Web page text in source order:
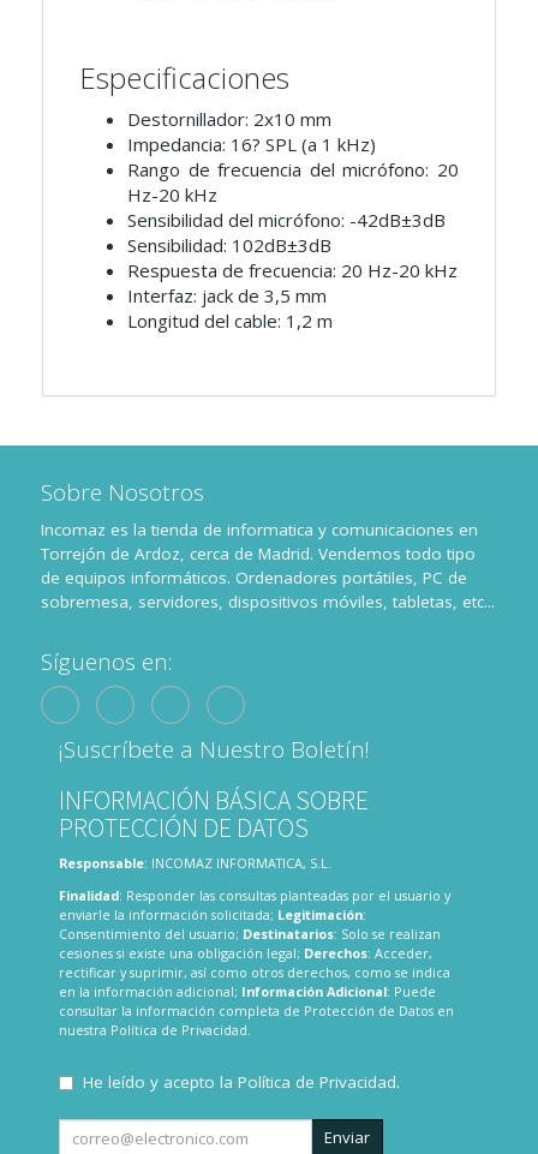
Especificaciones
Destornillador: 2x10 mm
Impedancia: 16? SPL (a 1 kHz)
Rango de frecuencia del micrófono: 20
Hz-20 kHz
Sensibilidad del micrófono: -42dB±3dB
Sensibilidad: 102dB±3dB
Respuesta de frecuencia: 20 Hz-20 kHz
Interfaz: jack de 3,5 mm
Longitud del cable: 1,2 m
Sobre Nosotros
Incomaz es la tienda de informatica y comunicaciones en
Torrejón de Ardoz, cerca de Madrid. Vendemos todo tipo
de equipos informáticos. Ordenadores portátiles, PC de
sobremesa, servidores, dispositivos móviles, tabletas, etc...
Síguenos en:
¡Suscríbete a Nuestro Boletín!
INFORMACIÓN BÁSICA SOBRE
PROTECCIÓN DE DATOS
Responsable: INCOMAZ INFORMATICA, S.L.
Finalidad: Responder las consultas planteadas por el usuario y
enviarle la información solicitada; Legitimación:
Consentimiento del usuario; Destinatarios: Solo se realizan
cesiones si existe una obligación legal; Derechos: Acceder,
rectificar y suprimir, así como otros derechos, como se indica
en la información adicional; Información Adicional: Puede
consultar la información completa de Protección de Datos en
nuestra Política de Privacidad
He leído y acepto la Política de Privacidad.
Enviar